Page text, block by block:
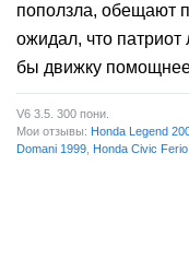
поползла, обещают
ожидал, что
бы движку помощнее
V6 3.5. 300 пони.
Мои отзывы: Honda Legend
Domani 1999 Honda Civic